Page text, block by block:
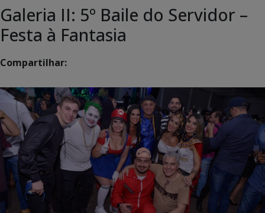
Galeria II: 5º Baile do Servidor –
Festa à Fantasia
Compartilhar: